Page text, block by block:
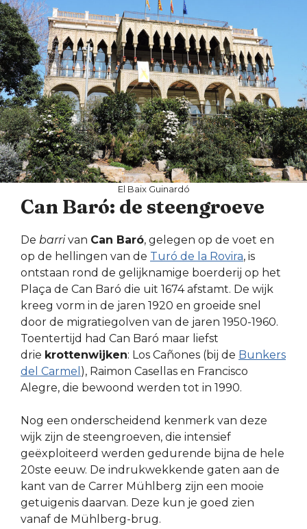
El Baix Guinardó
Can Baró: de steengroeve
De barrivan Can Baró, gelegen op de voet en
op de hellingen van de Turó de la Rovira, is
ontstaan rond de gelijknamige boerderij op het
Plaça de Can Baró die uit 1674 afstamt. De wijk
kreeg vorm in de jaren 1920 en groeide snel
door de migratiegolven van de jaren 1950-1960.
Toentertijd had Can Baró maar liefst
drie krottenwijken: Los Cañones (bij de Bunkers
del Carmel ), Raimon Casellas en Francisco
Alegre, die bewoond werden tot in 1990.
Nog een onderscheidend kenmerk van deze
wijk zijn de steengroeven, die intensief
geëxploiteerd werden gedurende bijna de hele
20ste eeuw. De indrukwekkende gaten aan de
kant van de Carrer Mühlberg zijn een mooie
getuigenis daarvan. Deze kun je goed zien
vanaf de Mühlberg-brug.